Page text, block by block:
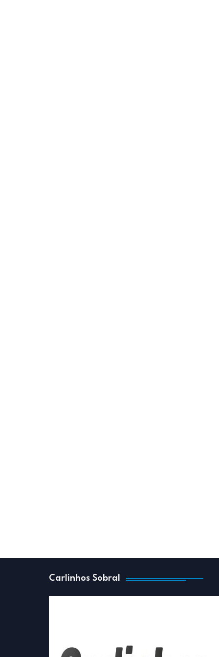
Carlinhos Sobral